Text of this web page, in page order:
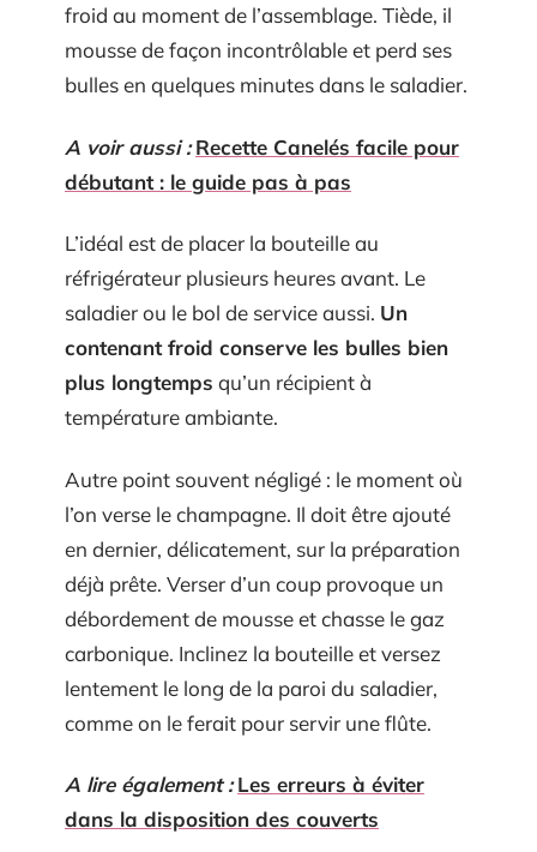
froid au moment de l’assemblage. Tiède, il
mousse de façon incontrôlable et perd ses
bulles en quelques minutes dans le saladier.
A voir aussi : Recette Canelés facile pour
débutant : le guide pas à pas
L’idéal est de placer la bouteille au
réfrigérateur plusieurs heures avant. Le
saladier ou le bol de service aussi. Un
contenant froid conserve les bulles bien
plus longtemps qu’un récipient à
température ambiante.
Autre point souvent négligé : le moment où
l’on verse le champagne. Il doit être ajouté
en dernier, délicatement, sur la préparation
déjà prête. Verser d’un coup provoque un
débordement de mousse et chasse le gaz
carbonique. Inclinez la bouteille et versez
lentement le long de la paroi du saladier,
comme on le ferait pour servir une flûte.
A lire également : Les erreurs à éviter
dans la disposition des couverts